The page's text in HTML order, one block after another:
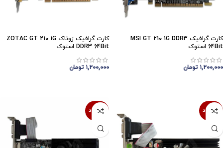
کارت گرافیک MSI GT 210 1G DDR3
64Bit استوک
۱,۲۰۰,۰۰۰ تومان
کارت گرافیک زوتاک ZOTAC GT 210 1G
DDR3 64Bit استوک
۱,۲۰۰,۰۰۰ تومان
ناموجود ناموجود